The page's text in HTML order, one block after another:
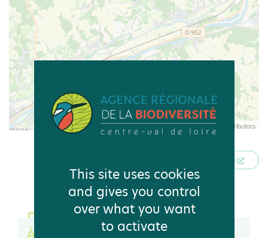
Leaflet| © OpenStreetMap contributors
ITINÉRAIRE VERS LA MAIRIE DE MESLAND
À consulter
This site uses cookies
and gives you control
over what you want
to activate